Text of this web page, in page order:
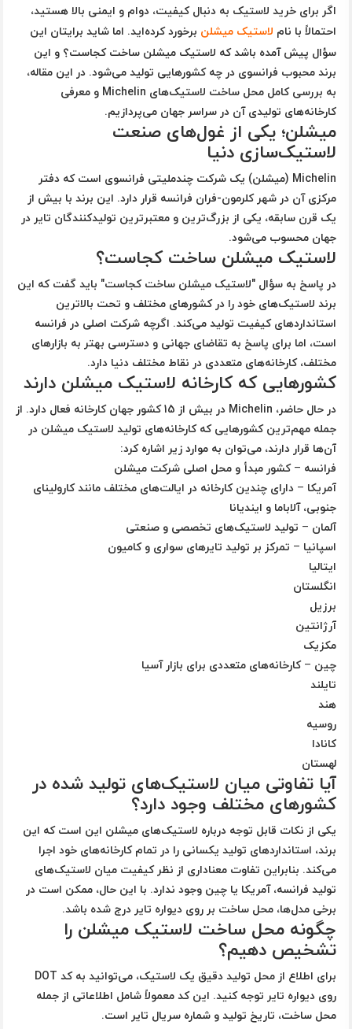
اگر برای خرید لاستیک به دنبال کیفیت، دوام و ایمنی بالا هستید،
احتمالاً با نام لاستیک میشلن برخورد کرده‌اید. اما شاید برایتان این
سؤال پیش آمده باشد که لاستیک میشلن ساخت کجاست؟ و این
برند محبوب فرانسوی در چه کشورهایی تولید می‌شود. در این مقاله،
به بررسی کامل محل ساخت لاستیک‌های Michelin و معرفی
کارخانه‌های تولیدی آن در سراسر جهان می‌پردازیم.
میشلن؛ یکی از غول‌های صنعت
لاستیک‌سازی دنیا
Michelin (میشلن) یک شرکت چندملیتی فرانسوی است که دفتر
مرکزی آن در شهر کلرمون-فران فرانسه قرار دارد. این برند با بیش از
یک قرن سابقه، یکی از بزرگ‌ترین و معتبرترین تولیدکنندگان تایر در
جهان محسوب می‌شود.
لاستیک میشلن ساخت کجاست؟
در پاسخ به سؤال "لاستیک میشلن ساخت کجاست" باید گفت که این
برند لاستیک‌های خود را در کشورهای مختلف و تحت بالاترین
استانداردهای کیفیت تولید می‌کند. اگرچه شرکت اصلی در فرانسه
است، اما برای پاسخ به تقاضای جهانی و دسترسی بهتر به بازارهای
مختلف، کارخانه‌های متعددی در نقاط مختلف دنیا دارد.
کشورهایی که کارخانه لاستیک میشلن دارند
در حال حاضر، Michelin در بیش از 15 کشور جهان کارخانه فعال دارد. از
جمله مهم‌ترین کشورهایی که کارخانه‌های تولید لاستیک میشلن در
آن‌ها قرار دارند، می‌توان به موارد زیر اشاره کرد:
فرانسه – کشور مبدأ و محل اصلی شرکت میشلن
آمریکا – دارای چندین کارخانه در ایالت‌های مختلف مانند کارولینای
جنوبی، آلاباما و ایندیانا
آلمان – تولید لاستیک‌های تخصصی و صنعتی
اسپانیا – تمرکز بر تولید تایرهای سواری و کامیون
ایتالیا
انگلستان
برزیل
آرژانتین
مکزیک
چین – کارخانه‌های متعددی برای بازار آسیا
تایلند
هند
روسیه
کانادا
لهستان
آیا تفاوتی میان لاستیک‌های تولید شده در
کشورهای مختلف وجود دارد؟
یکی از نکات قابل توجه درباره لاستیک‌های میشلن این است که این
برند، استانداردهای تولید یکسانی را در تمام کارخانه‌های خود اجرا
می‌کند. بنابراین تفاوت معناداری از نظر کیفیت میان لاستیک‌های
تولید فرانسه، آمریکا یا چین وجود ندارد. با این حال، ممکن است در
برخی مدل‌ها، محل ساخت بر روی دیواره تایر درج شده باشد.
چگونه محل ساخت لاستیک میشلن را
تشخیص دهیم؟
برای اطلاع از محل تولید دقیق یک لاستیک، می‌توانید به کد DOT
روی دیواره تایر توجه کنید. این کد معمولاً شامل اطلاعاتی از جمله
محل ساخت، تاریخ تولید و شماره سریال تایر است.